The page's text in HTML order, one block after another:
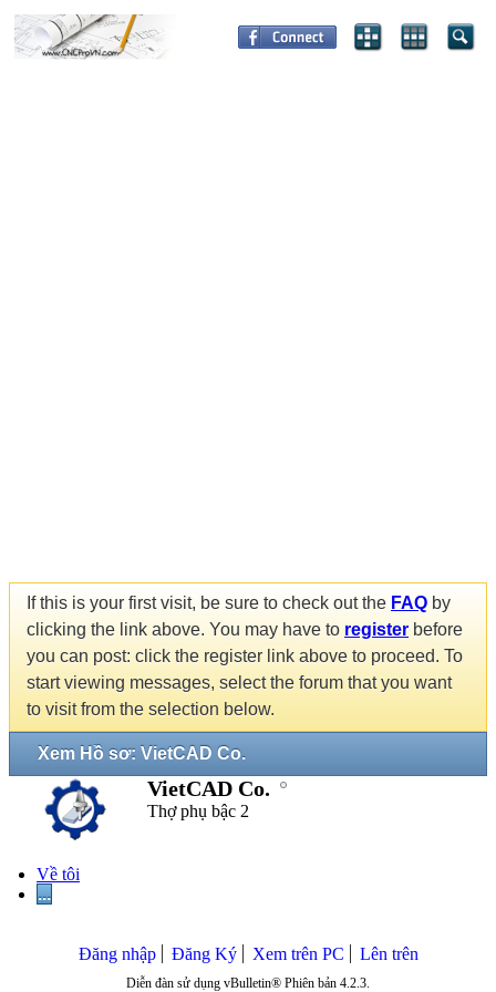
If this is your first visit, be sure to check out the FAQ by
clicking the link above. You may have to register before
you can post: click the register link above to proceed. To
start viewing messages, select the forum that you want
to visit from the selection below.
Xem Hồ sơ: VietCAD Co.
VietCAD Co.
Thợ phụ bậc 2
Về tôi
...
Đăng nhập Đăng Ký Xem trên PC Lên trên
Diễn đàn sử dụng vBulletin® Phiên bản 4.2.3.